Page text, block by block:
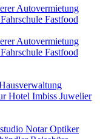
Autovermietung
Fahrschule Fastfood
Autovermietung
Fahrschule Fastfood
Hotel Imbiss Juwelier
Notar Optiker